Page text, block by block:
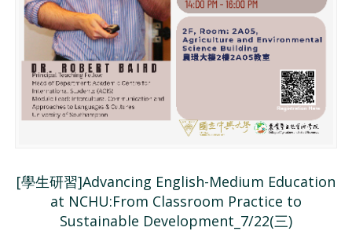
[學生研習]Advancing English-Medium Education
at NCHU:From Classroom Practice to
Sustainable Development_7/22(三)